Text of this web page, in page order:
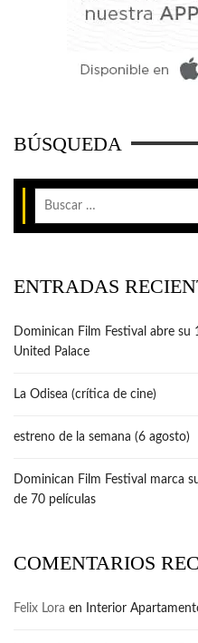
BÚSQUEDA
ENTRADAS
Dominican Film Festival abre su
United Palace
La Odisea (crítica de cine)
estreno de la semana (6 agosto)
Dominican Film Festival marca
de 70 películas
COMENTARIOS
Felix Lora en Interior